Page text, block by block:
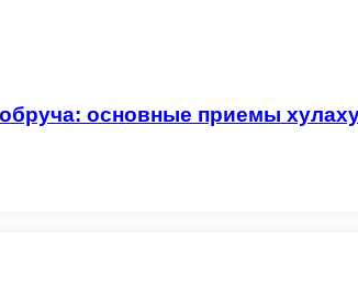
основные приемы